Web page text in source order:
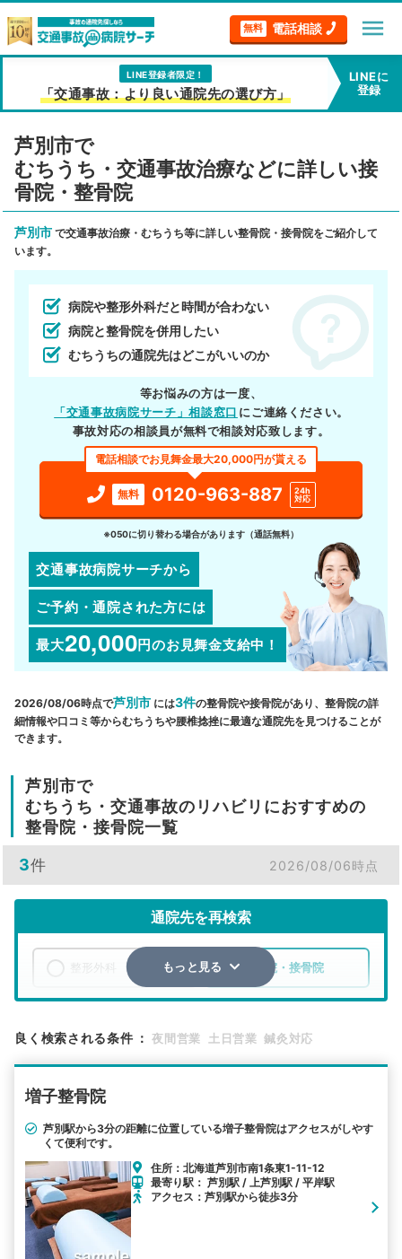
無料 電話相談 menu
LINE登録者限定！
「交通事故：より良い通院先の選び方」
LINEに
登録
芦別市で
むちうち・交通事故治療などに詳しい接
骨院・整骨院
芦別市 で交通事故治療・むちうち等に詳しい整骨院・接骨院をご紹介して
います。
病院や整形外科だと時間が合わない
病院と整骨院を併用したい
むちうちの通院先はどこがいいのか
等お悩みの方は一度、
「交通事故病院サーチ」相談窓口 にご連絡ください。
事故対応の相談員が無料で相談対応致します。
電話相談でお見舞金最大20,000円が貰える
無料 0120-963-887
24h
対応
※050に切り替わる場合があります（通話無料）
交通事故病院サーチから
ご予約・通院された方には
最大20,000円のお見舞金支給中！
2026/08/06時点で芦別市 には3件の整骨院や接骨院があり、整骨院の詳
細情報や口コミ等からむちうちや腰椎捻挫に最適な通院先を見つけることが
できます。
芦別市で
むちうち・交通事故のリハビリにおすすめの
整骨院・接骨院一覧
3件 2026/08/06時点
通院先を再検索
整骨院・接骨院
検索する
駅から探す 院名から探す
もっと見る
良く検索される条件 ： 夜間営業 土日営業 鍼灸対応
増子整骨院
芦別駅から3分の距離に位置している増子整骨院はアクセスがしやす
くて便利です。
住所：北海道芦別市南1条東1-11-12
最寄り駅： 芦別駅 / 上芦別駅 / 平岸駅
アクセス：芦別駅から徒歩3分